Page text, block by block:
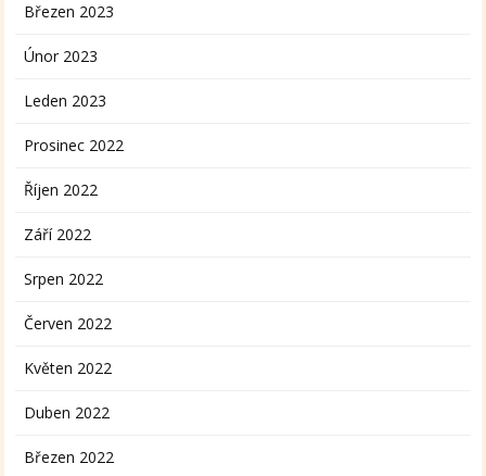
Březen 2023
Únor 2023
Leden 2023
Prosinec 2022
Říjen 2022
Září 2022
Srpen 2022
Červen 2022
Květen 2022
Duben 2022
Březen 2022